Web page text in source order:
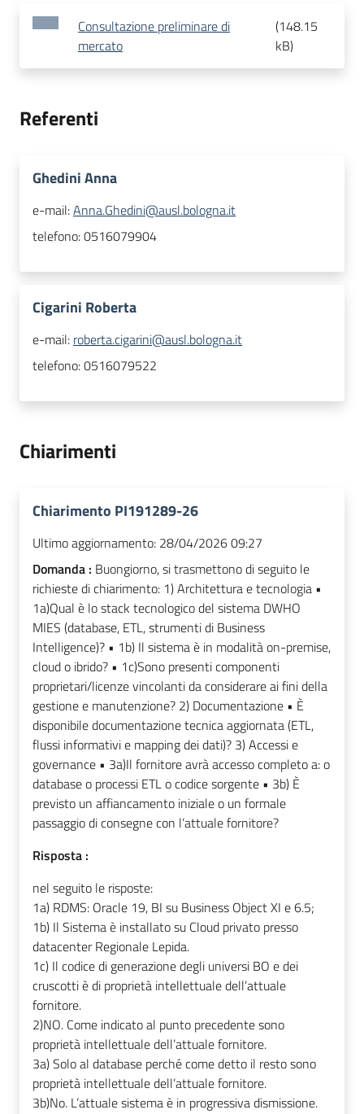
Consultazione preliminare di
mercato
(148.15
kB)
Referenti
Ghedini Anna
e-mail:Anna.Ghedini@ausl.bologna.it
telefono:0516079904
Cigarini Roberta
e-mail: roberta.cigarini@ausl.bologna.it
telefono:0516079522
Chiarimenti
Chiarimento PI191289-26
Ultimo aggiornamento: 28/04/2026 09:27
Domanda : Buongiorno, si trasmettono di seguito le
richieste di chiarimento: 1) Architettura e tecnologia •
1a)Qual è lo stack tecnologico del sistema DWHO
MIES (database, ETL, strumenti di Business
Intelligence)? • 1b) Il sistema è in modalità on-premise,
cloud o ibrido? • 1c)Sono presenti componenti
proprietari/licenze vincolanti da considerare ai fini della
gestione e manutenzione? 2) Documentazione • È
disponibile documentazione tecnica aggiornata (ETL,
flussi informativi e mapping dei dati)? 3) Accessi e
governance • 3a)Il fornitore avrà accesso completo a: o
database o processi ETL o codice sorgente • 3b) È
previsto un affiancamento iniziale o un formale
passaggio di consegne con l’attuale fornitore?
Risposta :
nel seguito le risposte:
1a) RDMS: Oracle 19, BI su Business Object XI e 6.5;
1b) Il Sistema è installato su Cloud privato presso
datacenter Regionale Lepida.
1c) Il codice di generazione degli universi BO e dei
cruscotti è di proprietà intellettuale dell’attuale
fornitore.
2)NO. Come indicato al punto precedente sono
proprietà intellettuale dell’attuale fornitore.
3a) Solo al database perché come detto il resto sono
proprietà intellettuale dell’attuale fornitore.
3b)No. L’attuale sistema è in progressiva dismissione.